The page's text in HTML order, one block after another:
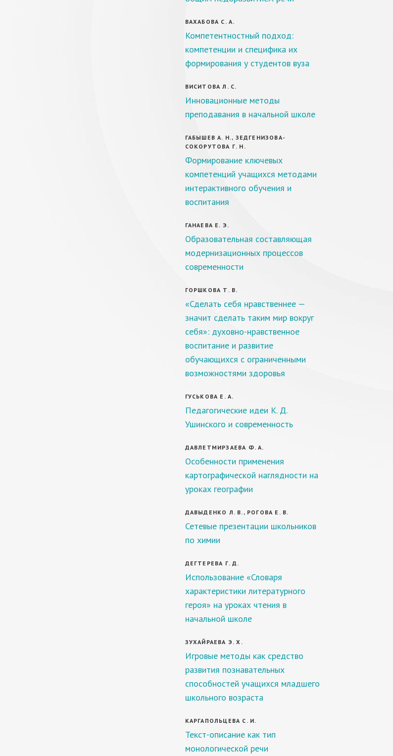
ВАХАБОВА С. А.
Компетентностный подход:
компетенции и специфика их
формирования у студентов вуза
ВИСИТОВА Л. С.
Инновационные методы
преподавания в начальной школе
ГАБЫШЕВ А. Н., ЗЕДГЕНИЗОВА-
СОКОРУТОВА Г. Н.
Формирование ключевых
компетенций учащихся методами
интерактивного обучения и
воспитания
ГАНАЕВА Е. Э.
Образовательная составляющая
модернизационных процессов
современности
ГОРШКОВА Т. В.
«Сделать себя нравственнее —
значит сделать таким мир вокруг
себя»: духовно-нравственное
воспитание и развитие
обучающихся с ограниченными
возможностями здоровья
ГУСЬКОВА Е. А.
Педагогические идеи К. Д.
Ушинского и современность
ДАВЛЕТМИРЗАЕВА Ф. А.
Особенности применения
картографической наглядности на
уроках географии
ДАВЫДЕНКО Л. В., РОГОВА Е. В.
Сетевые презентации школьников
по химии
ДЕГТЕРЕВА Г. Д.
Использование «Словаря
характеристики литературного
героя» на уроках чтения в
начальной школе
ЗУХАЙРАЕВА Э. Х.
Игровые методы как средство
развития познавательных
способностей учащихся младшего
школьного возраста
КАРГАПОЛЬЦЕВА С. И.
Текст-описание как тип
монологической речи